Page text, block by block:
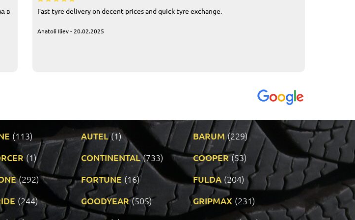
в
Fast tyre delivery on decent prices and quick tyre exchange.
Anatoli Iliev - 20.02.2025
(113) AUTEL (1) BARUM (229)
(1) CONTINENTAL (733) COOPER (53)
(292) FORTUNE (16) FULDA (204)
(244) GOODYEAR (505) GRIPMAX (231)